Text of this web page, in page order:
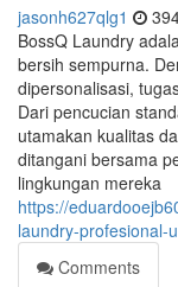
jasonh627qlg1
BossQ Laundry
bersih sempurna.
dipersonalisasi,
Dari pencucian
utamakan kualitas
ditangani bersama
lingkungan mereka
https://
laundry-profesional-
Comments